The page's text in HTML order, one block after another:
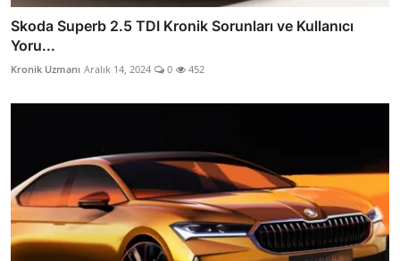
Skoda Superb 2.5 TDI Kronik Sorunları ve Kullanıcı
Yoru...
Kronik Uzmanı Aralık 14, 2024 0 452